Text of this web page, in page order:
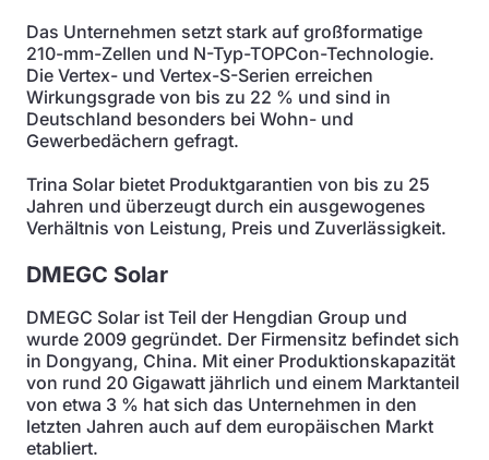
Das Unternehmen setzt stark auf großformatige
210-mm-Zellen und N-Typ-TOPCon-Technologie.
Die Vertex- und Vertex-S-Serien erreichen
Wirkungsgrade von bis zu 22 % und sind in
Deutschland besonders bei Wohn- und
Gewerbedächern gefragt.
Trina Solar bietet Produktgarantien von bis zu 25
Jahren und überzeugt durch ein ausgewogenes
Verhältnis von Leistung, Preis und Zuverlässigkeit.
DMEGC Solar
DMEGC Solar ist Teil der Hengdian Group und
wurde 2009 gegründet. Der Firmensitz befindet sich
in Dongyang, China. Mit einer Produktionskapazität
von rund 20 Gigawatt jährlich und einem Marktanteil
von etwa 3 % hat sich das Unternehmen in den
letzten Jahren auch auf dem europäischen Markt
etabliert.